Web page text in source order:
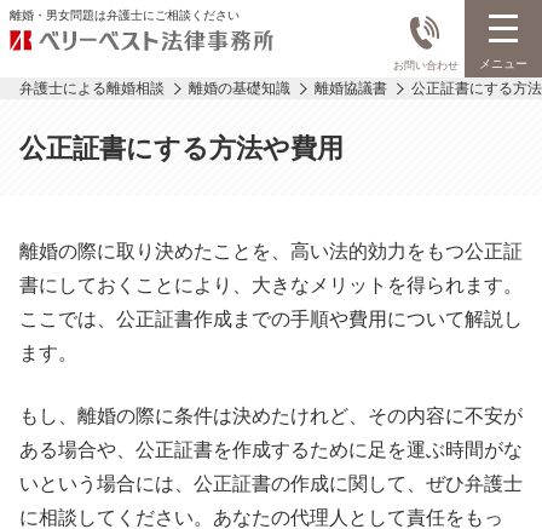
離婚・男女問題は弁護士にご相談ください
お問い合わせ メニュー
弁護士による離婚相談 離婚の基礎知識 離婚協議書 公正証書にする方
公正証書にする方法や費用
離婚の際に取り決めたことを、高い法的効力をもつ公正証
書にしておくことにより、大きなメリットを得られます。
ここでは、公正証書作成までの手順や費用について解説し
ます。
もし、離婚の際に条件は決めたけれど、その内容に不安が
ある場合や、公正証書を作成するために足を運ぶ時間がな
いという場合には、公正証書の作成に関して、ぜひ弁護士
に相談してください。あなたの代理人として責任をもっ